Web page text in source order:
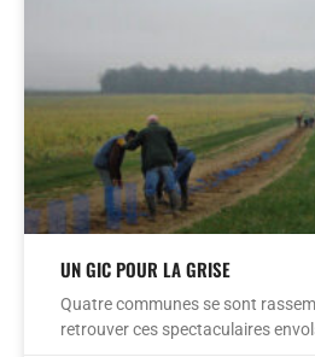
UN GIC POUR LA GRISE
Quatre communes se sont
retrouver ces spectaculaires